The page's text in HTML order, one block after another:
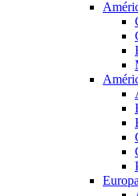
Europa